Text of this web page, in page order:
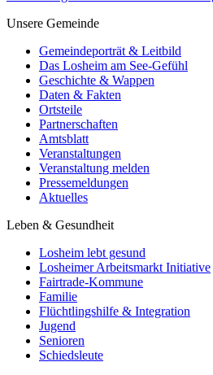
Unsere Gemeinde
Gemeindeporträt & Leitbild
Das Losheim am See-Gefühl
Geschichte & Wappen
Daten & Fakten
Ortsteile
Partnerschaften
Amtsblatt
Veranstaltungen
Veranstaltung melden
Pressemeldungen
Aktuelles
Leben & Gesundheit
Losheim lebt gesund
Losheimer Arbeitsmarkt Initiative
Fairtrade-Kommune
Familie
Flüchtlingshilfe & Integration
Jugend
Senioren
Schiedsleute